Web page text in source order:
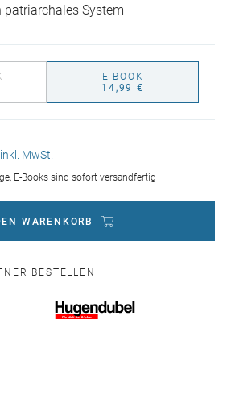
patriarchales System
E-BOOK
14,99 €
inkl. MwSt.
E-Books sind sofort versandfertig
WARENKORB
BESTELLEN